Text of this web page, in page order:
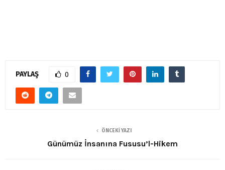
PAYLAŞ 0
ÖNCEKI YAZI
Günümüz İnsanına Fususu’l-Hikem